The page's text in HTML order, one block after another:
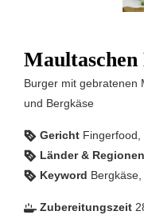
Burger mit gebratenen Maultaschen, geschmelzten Zwiebeln
und Bergkäse
Gericht
Länder & Regionen
Keyword
Zubereitungszeit